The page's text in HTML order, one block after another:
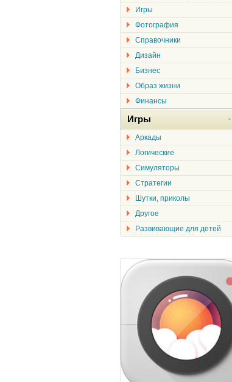
Игры
Фотография
Справочники
Дизайн
Бизнес
Образ жизни
Финансы
Игры
Аркады
Логические
Симуляторы
Стратегии
Шутки, приколы
Другое
Развивающие для детей